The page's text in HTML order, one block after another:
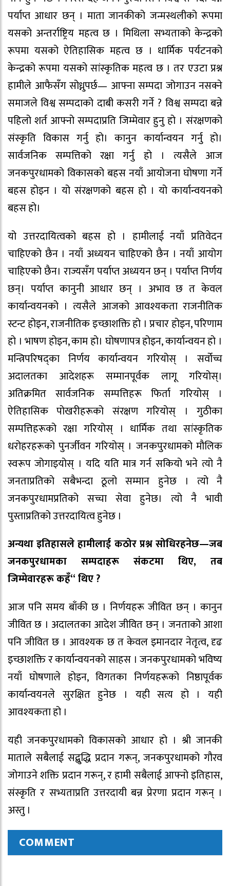
पर्याप्त आधार छन् । माता जानकीको जन्मस्थलीको रूपमा
यसको अन्तर्राष्ट्रिय महत्व छ । मिथिला सभ्यताको केन्द्रको
रूपमा यसको ऐतिहासिक महत्व छ । धार्मिक पर्यटनको
केन्द्रको रूपमा यसको सांस्कृतिक महत्व छ । तर एउटा प्रश्न
हामीले आफैसँग सोध्नुपर्छ— आफ्ना सम्पदा जोगाउन नसक्ने
समाजले विश्व सम्पदाको दाबी कसरी गर्ने ? विश्व सम्पदा बन्ने
पहिलो शर्त आफ्नो सम्पदाप्रति जिम्मेवार हुनु हो । संरक्षणको
संस्कृति विकास गर्नु हो। कानुन कार्यान्वयन गर्नु हो।
सार्वजनिक सम्पत्तिको रक्षा गर्नु हो । त्यसैले आज
जनकपुरधामको विकासको बहस नयाँ आयोजना घोषणा गर्ने
बहस होइन । यो संरक्षणको बहस हो । यो कार्यान्वयनको
बहस हो।
यो उत्तरदायित्वको बहस हो । हामीलाई नयाँ प्रतिवेदन
चाहिएको छैन । नयाँ अध्ययन चाहिएको छैन । नयाँ आयोग
चाहिएको छैन। राज्यसँग पर्याप्त अध्ययन छन् । पर्याप्त निर्णय
छन्। पर्याप्त कानुनी आधार छन् । अभाव छ त केवल
कार्यान्वयनको । त्यसैले आजको आवश्यकता राजनीतिक
स्टन्ट होइन, राजनीतिक इच्छाशक्ति हो । प्रचार होइन, परिणाम
हो । भाषण होइन, काम हो। घोषणापत्र होइन, कार्यान्वयन हो ।
मन्त्रिपरिषद्का निर्णय कार्यान्वयन गरियोस् । सर्वोच्च
अदालतका आदेशहरू सम्मानपूर्वक लागू गरियोस्।
अतिक्रमित सार्वजनिक सम्पत्तिहरू फिर्ता गरियोस् ।
ऐतिहासिक पोखरीहरूको संरक्षण गरियोस् । गुठीका
सम्पत्तिहरूको रक्षा गरियोस् । धार्मिक तथा सांस्कृतिक
धरोहरहरूको पुनर्जीवन गरियोस् । जनकपुरधामको मौलिक
स्वरूप जोगाइयोस् । यदि यति मात्र गर्न सकियो भने त्यो नै
जनताप्रतिको सबैभन्दा ठूलो सम्मान हुनेछ । त्यो नै
जनकपुरधामप्रतिको सच्चा सेवा हुनेछ। त्यो नै भावी
पुस्ताप्रतिको उत्तरदायित्व हुनेछ ।
अन्यथा इतिहासले हामीलाई कठोर प्रश्न सोधिरहनेछ—जब
जनकपुरधामका सम्पदाहरू संकटमा थिए, तब
जिम्मेवारहरू कहँ“ थिए ?
आज पनि समय बाँकी छ । निर्णयहरू जीवित छन् । कानुन
जीवित छ । अदालतका आदेश जीवित छन् । जनताको आशा
पनि जीवित छ । आवश्यक छ त केवल इमानदार नेतृत्व, दृढ
इच्छाशक्ति र कार्यान्वयनको साहस । जनकपुरधामको भविष्य
नयाँ घोषणाले होइन, विगतका निर्णयहरूको निष्ठापूर्वक
कार्यान्वयनले सुरक्षित हुनेछ । यही सत्य हो । यही
आवश्यकता हो ।
यही जनकपुरधामको विकासको आधार हो । श्री जानकी
माताले सबैलाई सद्बुद्धि प्रदान गरून्, जनकपुरधामको गौरव
जोगाउने शक्ति प्रदान गरून्, र हामी सबैलाई आफ्नो इतिहास,
संस्कृति र सभ्यताप्रति उत्तरदायी बन्न प्रेरणा प्रदान गरून् ।
अस्तु ।
COMMENT